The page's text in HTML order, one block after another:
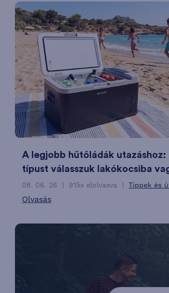
A legjobb hűtőládák
típust válasszuk lakókocsiba
kempingbe?
08. 06. 26 915x elolvasva Tippek és
Olvasás